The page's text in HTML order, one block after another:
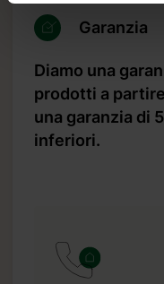
Garanzia
Diamo una
prodotti a
una garanzia di
inferiori.